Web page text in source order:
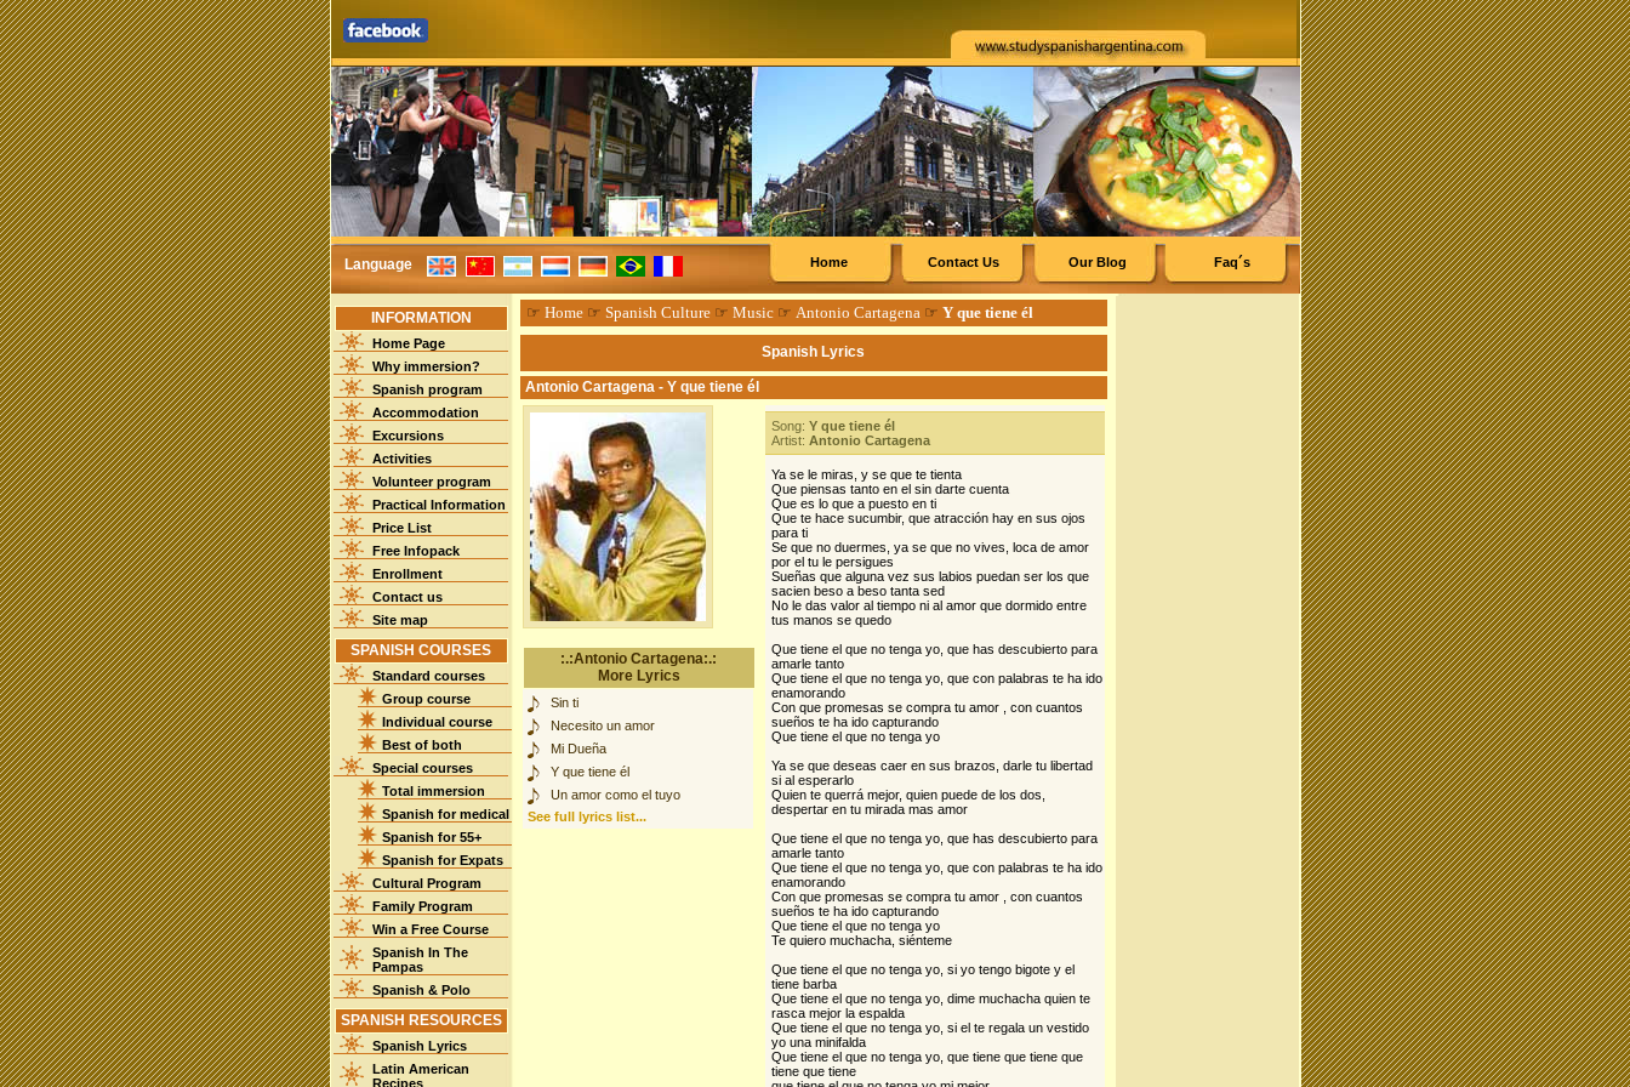
Language Faq´s
Our Blog
Contact Us
Home
INFORMATION
Home Page
Why immersion?
Spanish program
Accommodation
Excursions
Activities
Volunteer program
Practical Information
Price List
Free Infopack
Enrollment
Contact us
Site map
SPANISH COURSES
Standard courses
Group course
Individual course
Best of both
Special courses
Total immersion
Spanish for medical
Spanish for 55+
Spanish for Expats
Cultural Program
Family Program
Win a Free Course
Spanish In The
Pampas
Spanish & Polo
SPANISH RESOURCES
Spanish Lyrics
Latin American
Recipes
☞ Home☞ Spanish Culture☞ Music☞ Antonio Cartagena☞ Y que tiene él
Spanish Lyrics
Antonio Cartagena - Y que tiene él
:.:Antonio Cartagena:.:
More Lyrics
Sin ti
Necesito un amor
Mi Dueña
Y que tiene él
Un amor como el tuyo
See full lyrics list...
Song: Y que tiene él
Artist: Antonio Cartagena
Ya se le miras, y se que te tienta
Que piensas tanto en el sin darte cuenta
Que es lo que a puesto en ti
Que te hace sucumbir, que atracción hay en sus ojos
para ti
Se que no duermes, ya se que no vives, loca de amor
por el tu le persigues
Sueñas que alguna vez sus labios puedan ser los que
sacien beso a beso tanta sed
No le das valor al tiempo ni al amor que dormido entre
tus manos se quedo
Que tiene el que no tenga yo, que has descubierto para
amarle tanto
Que tiene el que no tenga yo, que con palabras te ha ido
enamorando
Con que promesas se compra tu amor , con cuantos
sueños te ha ido capturando
Que tiene el que no tenga yo
Ya se que deseas caer en sus brazos, darle tu libertad
si al esperarlo
Quien te querrá mejor, quien puede de los dos,
despertar en tu mirada mas amor
Que tiene el que no tenga yo, que has descubierto para
amarle tanto
Que tiene el que no tenga yo, que con palabras te ha ido
enamorando
Con que promesas se compra tu amor , con cuantos
sueños te ha ido capturando
Que tiene el que no tenga yo
Te quiero muchacha, siénteme
Que tiene el que no tenga yo, si yo tengo bigote y el
tiene barba
Que tiene el que no tenga yo, dime muchacha quien te
rasca mejor la espalda
Que tiene el que no tenga yo, si el te regala un vestido
yo una minifalda
Que tiene el que no tenga yo, que tiene que tiene que
tiene que tiene